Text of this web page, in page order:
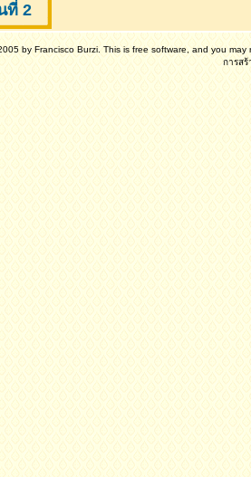
ที่ 2
by Francisco Burzi. This is free software, and you
การส